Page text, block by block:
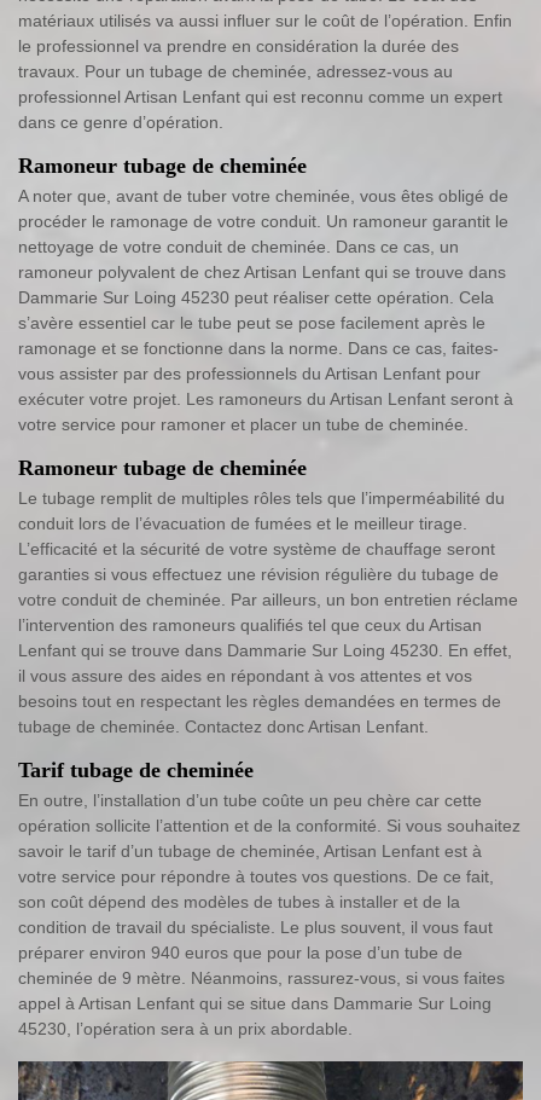
matériaux utilisés va aussi influer sur le coût de l’opération. Enfin
le professionnel va prendre en considération la durée des
travaux. Pour un tubage de cheminée, adressez-vous au
professionnel Artisan Lenfant qui est reconnu comme un expert
dans ce genre d’opération.
Ramoneur tubage de cheminée
A noter que, avant de tuber votre cheminée, vous êtes obligé de
procéder le ramonage de votre conduit. Un ramoneur garantit le
nettoyage de votre conduit de cheminée. Dans ce cas, un
ramoneur polyvalent de chez Artisan Lenfant qui se trouve dans
Dammarie Sur Loing 45230 peut réaliser cette opération. Cela
s’avère essentiel car le tube peut se pose facilement après le
ramonage et se fonctionne dans la norme. Dans ce cas, faites-
vous assister par des professionnels du Artisan Lenfant pour
exécuter votre projet. Les ramoneurs du Artisan Lenfant seront à
votre service pour ramoner et placer un tube de cheminée.
Ramoneur tubage de cheminée
Le tubage remplit de multiples rôles tels que l’imperméabilité du
conduit lors de l’évacuation de fumées et le meilleur tirage.
L’efficacité et la sécurité de votre système de chauffage seront
garanties si vous effectuez une révision régulière du tubage de
votre conduit de cheminée. Par ailleurs, un bon entretien réclame
l’intervention des ramoneurs qualifiés tel que ceux du Artisan
Lenfant qui se trouve dans Dammarie Sur Loing 45230. En effet,
il vous assure des aides en répondant à vos attentes et vos
besoins tout en respectant les règles demandées en termes de
tubage de cheminée. Contactez donc Artisan Lenfant.
Tarif tubage de cheminée
En outre, l’installation d’un tube coûte un peu chère car cette
opération sollicite l’attention et de la conformité. Si vous souhaitez
savoir le tarif d’un tubage de cheminée, Artisan Lenfant est à
votre service pour répondre à toutes vos questions. De ce fait,
son coût dépend des modèles de tubes à installer et de la
condition de travail du spécialiste. Le plus souvent, il vous faut
préparer environ 940 euros que pour la pose d’un tube de
cheminée de 9 mètre. Néanmoins, rassurez-vous, si vous faites
appel à Artisan Lenfant qui se situe dans Dammarie Sur Loing
45230, l’opération sera à un prix abordable.